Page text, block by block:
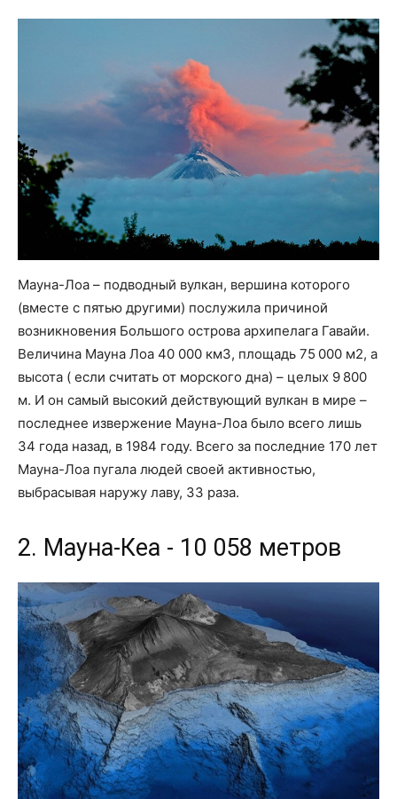
Мауна-Лоа – подводный вулкан, вершина которого
(вместе с пятью другими) послужила причиной
возникновения Большого острова архипелага Гавайи.
Величина Мауна Лоа 40 000 км3, площадь 75 000 м2, а
высота ( если считать от морского дна) – целых 9 800
м. И он самый высокий действующий вулкан в мире –
последнее извержение Мауна-Лоа было всего лишь
34 года назад, в 1984 году. Всего за последние 170 лет
Мауна-Лоа пугала людей своей активностью,
выбрасывая наружу лаву, 33 раза.
2. Мауна-Кеа - 10 058 метров